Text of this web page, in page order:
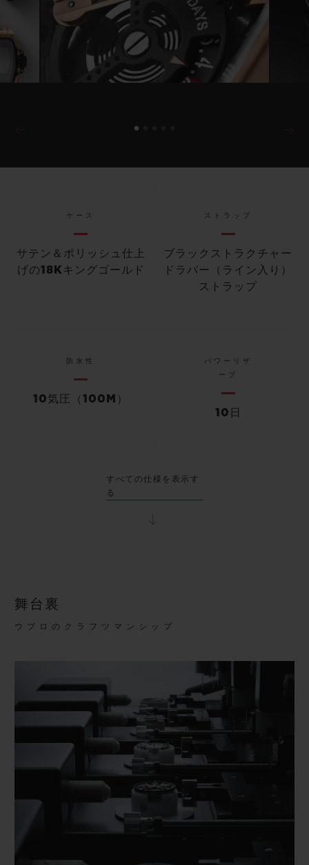
ケース
サテン＆ポリッシュ仕上
げの18Kキングゴールド
ストラップ
ブラックストラクチャー
ドラバー（ライン入り）
ストラップ
防水性
10気圧（100M）
パワーリザ
ーブ
10日
すべての仕様を表示す
る
舞台裏
ウブロのクラフツマンシップ